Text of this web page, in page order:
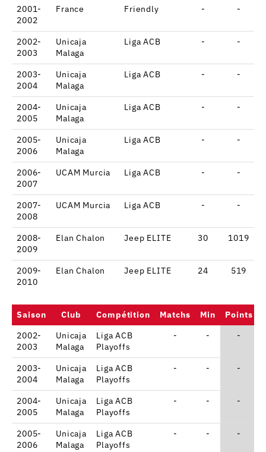
2001-
2002
France Friendly - -
2002-
2003
Unicaja
Malaga
Liga ACB - -
2003-
2004
Unicaja
Malaga
Liga ACB - -
2004-
2005
Unicaja
Malaga
Liga ACB - -
2005-
2006
Unicaja
Malaga
Liga ACB - -
2006-
2007
UCAM Murcia Liga ACB - -
2007-
2008
UCAM Murcia Liga ACB - -
2008-
2009
Elan Chalon Jeep ELITE 30 1019
2009-
2010
Elan Chalon Jeep ELITE 24 519
Saison Club Compétition Matchs Min Points
2002-
2003
Unicaja
Malaga
Liga ACB
Playoffs
- - -
2003-
2004
Unicaja
Malaga
Liga ACB
Playoffs
- - -
2004-
2005
Unicaja
Malaga
Liga ACB
Playoffs
- - -
2005-
2006
Unicaja
Malaga
Liga ACB
Playoffs
- - -